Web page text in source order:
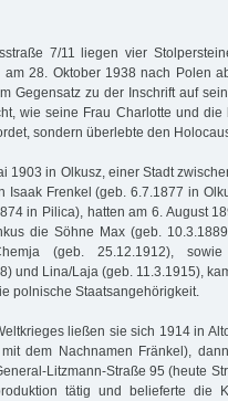
7/11 liegen vier
28. Oktober 1938 nach Polen
Gegensatz zu der Inschrift auf
wie seine Frau Charlotte und
sondern überlebte den
1903 in Olkusz, einer Stadt
Isaak Frenkel (geb. 6.7.1877 in
in Pilica), hatten am 6. August
die Söhne Max (geb.
(geb. 25.12.1912),
und Lina/Laja (geb. 11.3.1915),
polnische Staatsangehörigkeit.
ließen sie sich 1914 in
dem Nachnamen Fränkel),
Litzmann-Straße 95 (heute
tätig und belieferte die